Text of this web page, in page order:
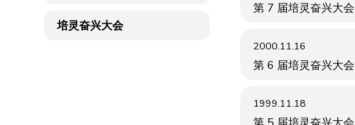
培灵奋兴大会
第 7 届培灵奋兴大会
2000.11.16
第 6 届培灵奋兴大会
1999.11.18